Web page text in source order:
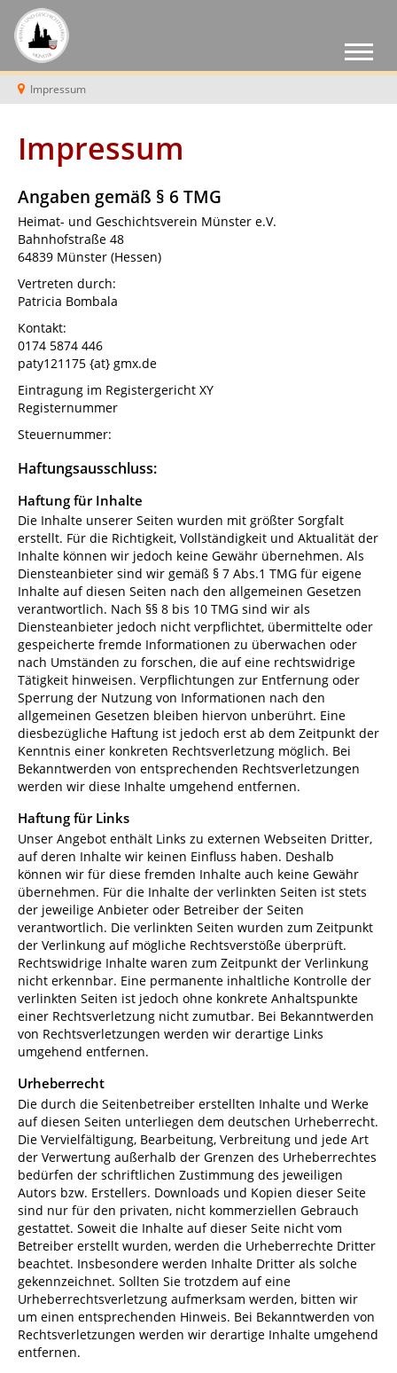
Impressum
Impressum
Angaben gemäß § 6 TMG
Heimat- und Geschichtsverein Münster e.V.
Bahnhofstraße 48
64839 Münster (Hessen)
Vertreten durch:
Patricia Bombala
Kontakt:
0174 5874 446
paty121175 {at} gmx.de
Eintragung im Registergericht XY
Registernummer
Steuernummer:
Haftungsausschluss:
Haftung für Inhalte
Die Inhalte unserer Seiten wurden mit größter Sorgfalt
erstellt. Für die Richtigkeit, Vollständigkeit und Aktualität der
Inhalte können wir jedoch keine Gewähr übernehmen. Als
Diensteanbieter sind wir gemäß § 7 Abs.1 TMG für eigene
Inhalte auf diesen Seiten nach den allgemeinen Gesetzen
verantwortlich. Nach §§ 8 bis 10 TMG sind wir als
Diensteanbieter jedoch nicht verpflichtet, übermittelte oder
gespeicherte fremde Informationen zu überwachen oder
nach Umständen zu forschen, die auf eine rechtswidrige
Tätigkeit hinweisen. Verpflichtungen zur Entfernung oder
Sperrung der Nutzung von Informationen nach den
allgemeinen Gesetzen bleiben hiervon unberührt. Eine
diesbezügliche Haftung ist jedoch erst ab dem Zeitpunkt der
Kenntnis einer konkreten Rechtsverletzung möglich. Bei
Bekanntwerden von entsprechenden Rechtsverletzungen
werden wir diese Inhalte umgehend entfernen.
Haftung für Links
Unser Angebot enthält Links zu externen Webseiten Dritter,
auf deren Inhalte wir keinen Einfluss haben. Deshalb
können wir für diese fremden Inhalte auch keine Gewähr
übernehmen. Für die Inhalte der verlinkten Seiten ist stets
der jeweilige Anbieter oder Betreiber der Seiten
verantwortlich. Die verlinkten Seiten wurden zum Zeitpunkt
der Verlinkung auf mögliche Rechtsverstöße überprüft.
Rechtswidrige Inhalte waren zum Zeitpunkt der Verlinkung
nicht erkennbar. Eine permanente inhaltliche Kontrolle der
verlinkten Seiten ist jedoch ohne konkrete Anhaltspunkte
einer Rechtsverletzung nicht zumutbar. Bei Bekanntwerden
von Rechtsverletzungen werden wir derartige Links
umgehend entfernen.
Urheberrecht
Die durch die Seitenbetreiber erstellten Inhalte und Werke
auf diesen Seiten unterliegen dem deutschen Urheberrecht.
Die Vervielfältigung, Bearbeitung, Verbreitung und jede Art
der Verwertung außerhalb der Grenzen des Urheberrechtes
bedürfen der schriftlichen Zustimmung des jeweiligen
Autors bzw. Erstellers. Downloads und Kopien dieser Seite
sind nur für den privaten, nicht kommerziellen Gebrauch
gestattet. Soweit die Inhalte auf dieser Seite nicht vom
Betreiber erstellt wurden, werden die Urheberrechte Dritter
beachtet. Insbesondere werden Inhalte Dritter als solche
gekennzeichnet. Sollten Sie trotzdem auf eine
Urheberrechtsverletzung aufmerksam werden, bitten wir
um einen entsprechenden Hinweis. Bei Bekanntwerden von
Rechtsverletzungen werden wir derartige Inhalte umgehend
entfernen.